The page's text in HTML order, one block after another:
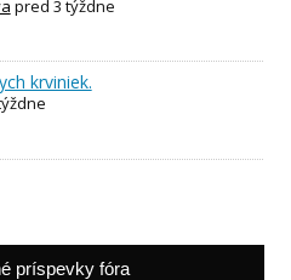
pred 3 týždne
krviniek.
príspevky fóra